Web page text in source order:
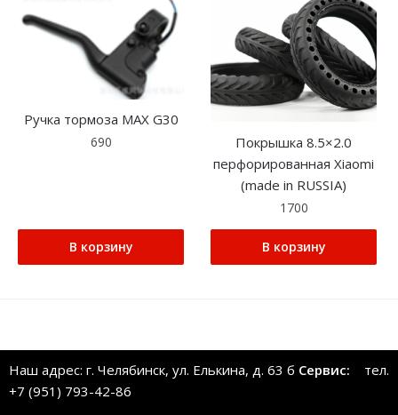
Ручка тормоза MAX G30
690
В корзину
Покрышка 8.5×2.0
перфорированная Xiaomi
(made in RUSSIA)
1700
В корзину
Наш адрес: г. Челябинск, ул. Елькина, д. 63 б Сервис: тел.
+7 (951) 793-42-86